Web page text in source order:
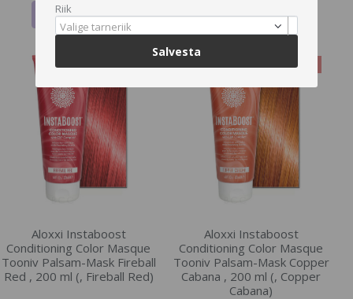
LISA OSTUKORVI LISA OSTUKORVI
Aloxxi Instaboost
Conditioning Color Masque
Tooniv Palsam-Mask Fireball
Red , 200 ml (, Fireball Red)
-3%
Aloxxi Instaboost
Conditioning Color Masque
Tooniv Palsam-Mask Copper
Cabana , 200 ml (, Copper
Cabana)
Riik
Valige tarneriik
Salvesta